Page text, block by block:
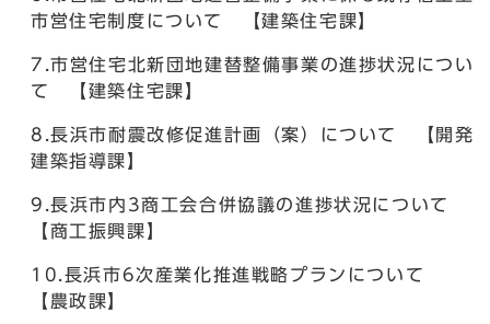
市営住宅制度について 【建築住宅課】
7.市営住宅北新団地建替整備事業の進捗状況につい
て 【建築住宅課】
8.長浜市耐震改修促進計画（案）について 【開発
建築指導課】
9.長浜市内3商工会合併協議の進捗状況について
【商工振興課】
10.長浜市6次産業化推進戦略プランについて
【農政課】